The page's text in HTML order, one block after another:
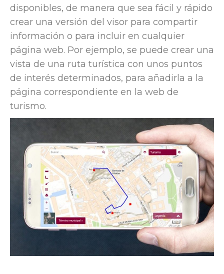
disponibles, de manera que sea fácil y rápido
crear una versión del visor para compartir
información o para incluir en cualquier
página web. Por ejemplo, se puede crear una
vista de una ruta turística con unos puntos
de interés determinados, para añadirla a la
página correspondiente en la web de
turismo.